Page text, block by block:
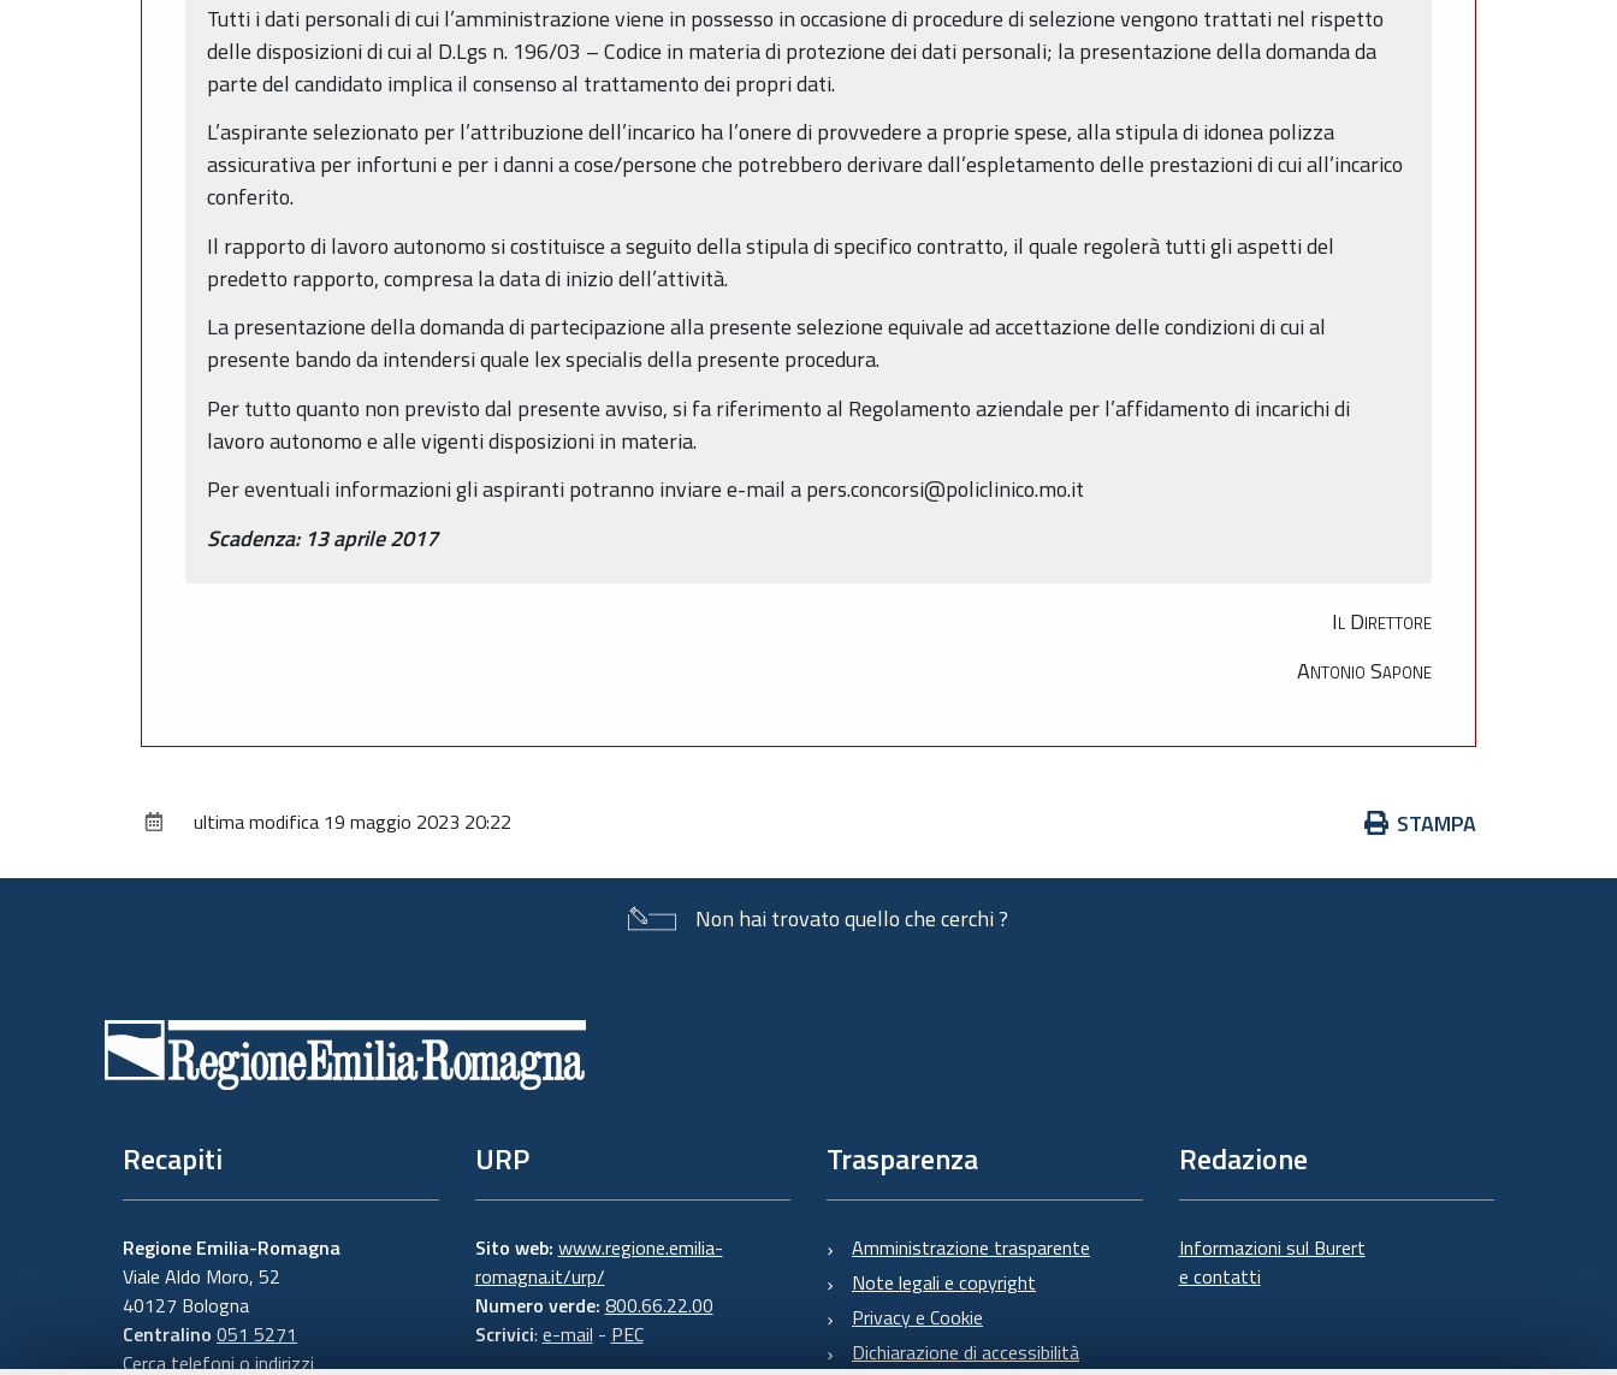
Tutti i dati personali di cui l’amministrazione viene in possesso in occasione di procedure di selezione vengono trattati nel rispetto
delle disposizioni di cui al D.Lgs n. 196/03 – Codice in materia di protezione dei dati personali; la presentazione della domanda da
parte del candidato implica il consenso al trattamento dei propri dati.
L’aspirante selezionato per l’attribuzione dell’incarico ha l’onere di provvedere a proprie spese, alla stipula di idonea polizza
assicurativa per infortuni e per i danni a cose/persone che potrebbero derivare dall’espletamento delle prestazioni di cui all’incarico
conferito.
Il rapporto di lavoro autonomo si costituisce a seguito della stipula di specifico contratto, il quale regolerà tutti gli aspetti del
predetto rapporto, compresa la data di inizio dell’attività.
La presentazione della domanda di partecipazione alla presente selezione equivale ad accettazione delle condizioni di cui al
presente bando da intendersi quale lex specialis della presente procedura.
Per tutto quanto non previsto dal presente avviso, si fa riferimento al Regolamento aziendale per l’affidamento di incarichi di
lavoro autonomo e alle vigenti disposizioni in materia.
Per eventuali informazioni gli aspiranti potranno inviare e-mail a pers.concorsi@policlinico.mo.it
Scadenza: 13 aprile 2017
Il Direttore
Antonio Sapone
Azioni
documento
STAMPA
ultima modifica 19 maggio 2023 20:22
Non hai trovato quello che cerchi ?
Recapiti
Regione Emilia-Romagna
Viale Aldo Moro, 52
40127 Bologna
Centralino 051 5271
Cerca telefoni o indirizzi
URP
Sito web: www.regione.emilia-
romagna.it/urp/
Numero verde: 800.66.22.00
Scrivici: e-mail - PEC
Trasparenza
Amministrazione trasparente
Note legali e copyright
Privacy e Cookie
Dichiarazione di accessibilità
Redazione
Informazioni sul Burert
e contatti